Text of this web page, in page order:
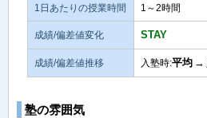
1日あたりの授業時間 1～2時間
成績/偏差値変化 STAY
成績/偏差値推移 入塾時:平均 →
塾の雰囲気